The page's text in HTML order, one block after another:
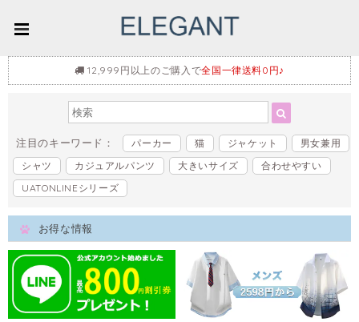
12,999円以上のご購入で全国一律送料0円♪
注目のキーワード： パーカー 猫 ジャケット
男女兼用
シャツ
カジュアルパンツ 大きいサイズ
合わせやすい
UATONLINEシリーズ
お得な情報